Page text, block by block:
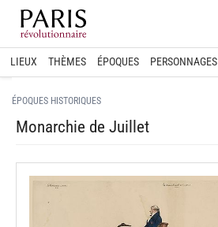
Home
LIEUX THÈMES ÉPOQUES PERSONNAGES
ÉPOQUES HISTORIQUES
Monarchie de Juillet